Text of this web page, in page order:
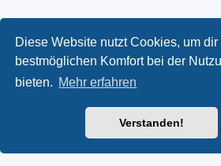
Diese Website nutzt Cookies, um dir
bestmöglichen Komfort bei der
bieten. Mehr erfahren
Verstanden!